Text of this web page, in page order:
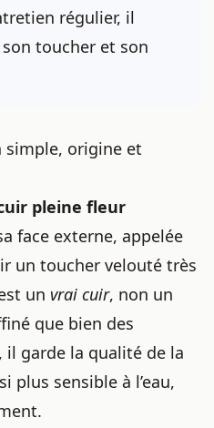
régulier, il
toucher et son
simple, origine et
pleine fleur
face externe, appelée
un toucher velouté très
un vrai cuir, non un
que bien des
, il garde la qualité de la
plus sensible à l’eau,